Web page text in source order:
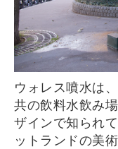
ウォレス噴水は、パリ市内に点在する象徴的な公
共の飲料水飲み
ザインで知られ
ットランドの美